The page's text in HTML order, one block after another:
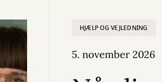
HJÆLP OG VEJLEDNING
5. november 2026